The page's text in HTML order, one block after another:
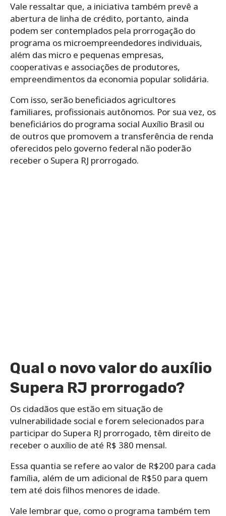
Vale ressaltar que, a iniciativa também prevê a
abertura de linha de crédito, portanto, ainda
podem ser contemplados pela prorrogação do
programa os microempreendedores individuais,
além das micro e pequenas empresas,
cooperativas e associações de produtores,
empreendimentos da economia popular solidária.
Com isso, serão beneficiados agricultores
familiares, profissionais autônomos. Por sua vez, os
beneficiários do programa social Auxílio Brasil ou
de outros que promovem a transferência de renda
oferecidos pelo governo federal não poderão
receber o Supera RJ prorrogado.
Qual o novo valor do auxílio
Supera RJ prorrogado?
Os cidadãos que estão em situação de
vulnerabilidade social e forem selecionados para
participar do Supera RJ prorrogado, têm direito de
receber o auxílio de até R$ 380 mensal.
Essa quantia se refere ao valor de R$200 para cada
família, além de um adicional de R$50 para quem
tem até dois filhos menores de idade.
Vale lembrar que, como o programa também tem